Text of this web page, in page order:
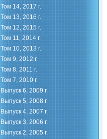
Том 14, 2017 г.
Том 13, 2016 г.
Том 12, 2015 г.
Том 11, 2014 г.
Том 10, 2013 г.
Том 9, 2012 г.
Том 8, 2011 г.
Том 7, 2010 г.
Выпуск 6, 2009 г.
Выпуск 5, 2008 г.
Выпуск 4, 2007 г.
Выпуск 3, 2006 г.
Выпуск 2, 2005 г.